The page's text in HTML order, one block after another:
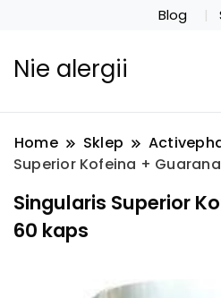
Blog
Nie alergii
Home Sklep
Superior Kofeina +
Singularis Superior
60 kaps